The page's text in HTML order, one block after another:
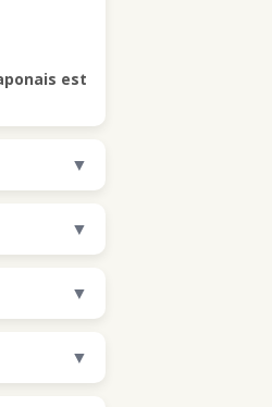
est
▼
▼
▼
▼